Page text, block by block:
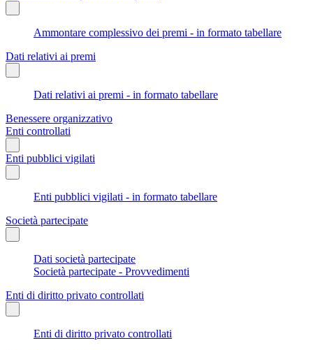
Ammontare complessivo dei premi - in formato tabellare
Dati relativi ai premi
Dati relativi ai premi - in formato tabellare
Benessere organizzativo
Enti controllati
Enti pubblici vigilati
Enti pubblici vigilati - in formato tabellare
Società partecipate
Dati società partecipate
Società partecipate - Provvedimenti
Enti di diritto privato controllati
Enti di diritto privato controllati